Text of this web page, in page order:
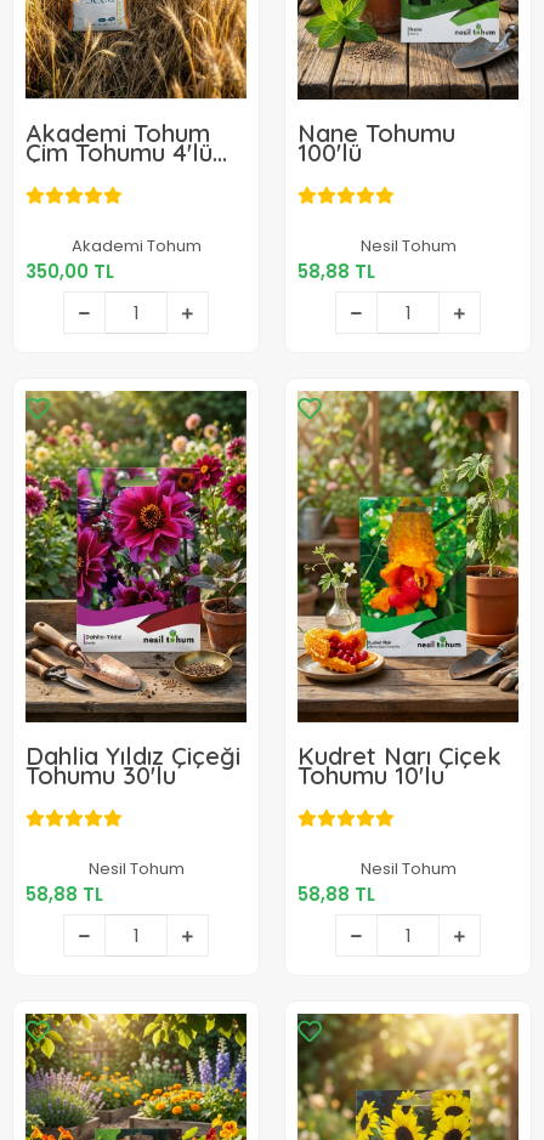
Akademi Tohum
Çim Tohumu 4'lü
Karışım 1 Kg
Akademi Tohum
350,00 TL
350,00 TL
Sepete Ekle
Nane Tohumu
100'lü
Nesil Tohum
58,88 TL
58,88 TL
Sepete Ekle
Dahlia Yıldız Çiçeği
Tohumu 30'lu
Nesil Tohum
58,88 TL
58,88 TL
Sepete Ekle
Kudret Narı Çiçek
Tohumu 10'lu
Nesil Tohum
58,88 TL
58,88 TL
Sepete Ekle